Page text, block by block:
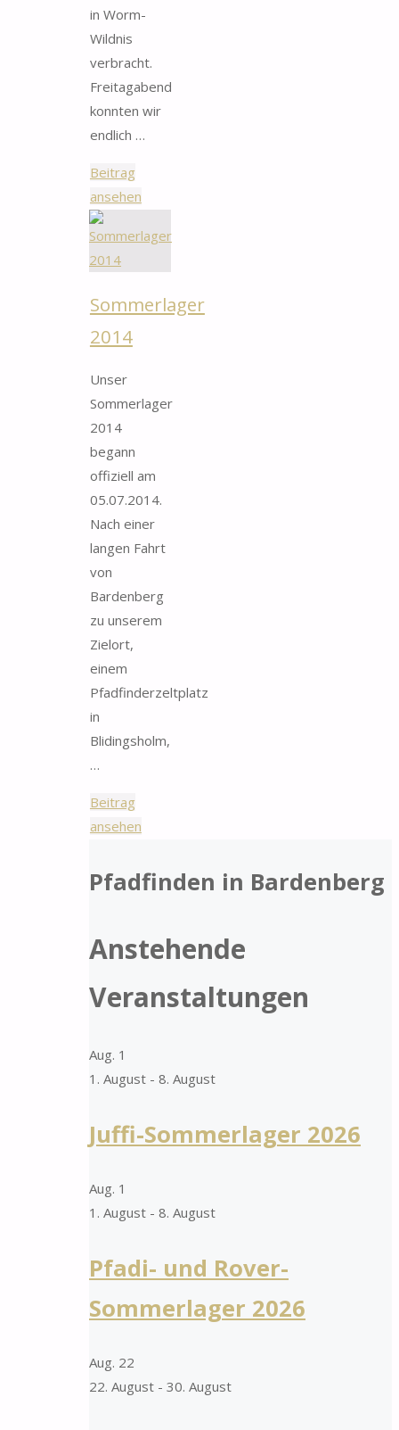
in Worm-
Wildnis
verbracht.
Freitagabend
konnten wir
endlich …
Beitrag
ansehen"Wochenend-
Worm-
Sommerlager
2014
Unser
Sommerlager
2014
begann
offiziell am
05.07.2014.
Nach einer
langen Fahrt
von
Bardenberg
zu unserem
Zielort,
einem
Pfadfinderzeltplatz
in
Blidingsholm,
…
Beitrag
ansehen"Sommerlager
Pfadfinden in Bardenberg
Anstehende
Veranstaltungen
Aug. 1
1. August - 8. August
Juffi-Sommerlager 2026
Aug. 1
1. August - 8. August
Pfadi- und Rover-
Sommerlager 2026
Aug. 22
22. August - 30. August